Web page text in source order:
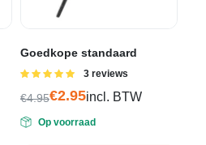
Goedkope standaard
Gewaardeerd
3 reviews
€4.95
prijs
€2.95
prijs
incl. BTW
Op voorraad